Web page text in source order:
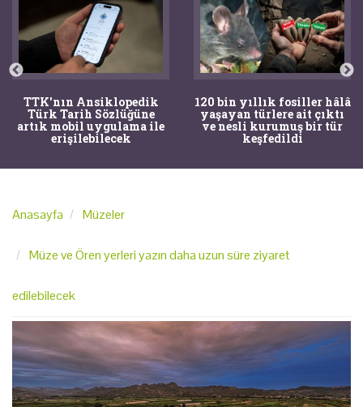
TTK'nın Ansiklopedik
Türk Tarih Sözlüğüne
artık mobil uygulama ile
erişilebilecek
120 bin yıllık fosiller hâlâ
yaşayan türlere ait çıktı
ve nesli kurumuş bir tür
keşfedildi
Anasayfa Müzeler
Müze ve Ören yerleri yazın daha uzun süre ziyaret
edilebilecek